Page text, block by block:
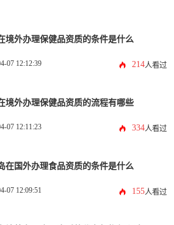
境外办理保健品资质的条件是什么
07 12:12:39 214人看过
境外办理保健品资质的流程有哪些
07 12:11:23 334人看过
在国外办理食品资质的条件是什么
07 12:09:51 155人看过